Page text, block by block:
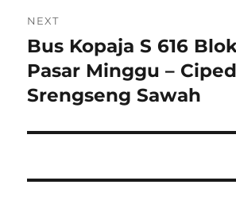
NEXT
Next
post:
Bus Kopaja S 616
Pasar Minggu –
Srengseng Sawah